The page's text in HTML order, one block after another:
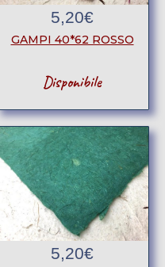
5,20€
GAMPI 40*62 ROSSO
Disponibile
5,20€